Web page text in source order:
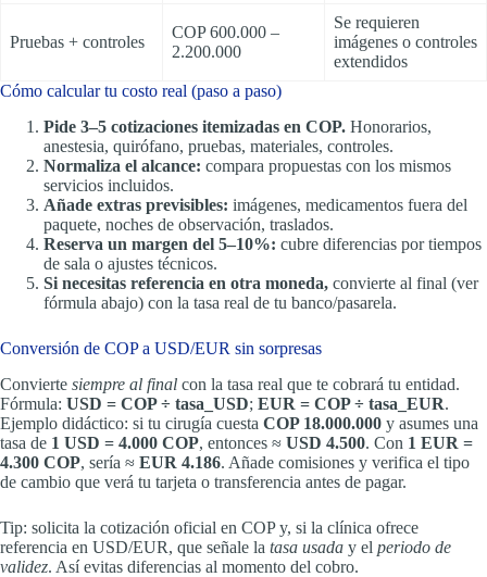
Pruebas + controles
COP 600.000 –
2.200.000
Se requieren
imágenes o controles
extendidos
Cómo calcular tu costo real (paso a paso)
Pide 3–5 cotizaciones itemizadas en COP. Honorarios,
anestesia, quirófano, pruebas, materiales, controles.
Normaliza el alcance: compara propuestas con los mismos
servicios incluidos.
Añade extras previsibles: imágenes, medicamentos fuera del
paquete, noches de observación, traslados.
Reserva un margen del 5–10%: cubre diferencias por tiempos
de sala o ajustes técnicos.
Si necesitas referencia en otra moneda, convierte al final (ver
fórmula abajo) con la tasa real de tu banco/pasarela.
Conversión de COP a USD/EUR sin sorpresas
Convierte siempre al final con la tasa real que te cobrará tu entidad.
Fórmula: USD = COP ÷ tasa_USD; EUR = COP ÷ tasa_EUR.
Ejemplo didáctico: si tu cirugía cuesta COP 18.000.000 y asumes una
tasa de 1 USD = 4.000 COP, entonces ≈ USD 4.500. Con 1 EUR =
4.300 COP, sería ≈ EUR 4.186. Añade comisiones y verifica el tipo
de cambio que verá tu tarjeta o transferencia antes de pagar.
Tip: solicita la cotización oficial en COP y, si la clínica ofrece
referencia en USD/EUR, que señale la tasa usada y el periodo de
validez. Así evitas diferencias al momento del cobro.